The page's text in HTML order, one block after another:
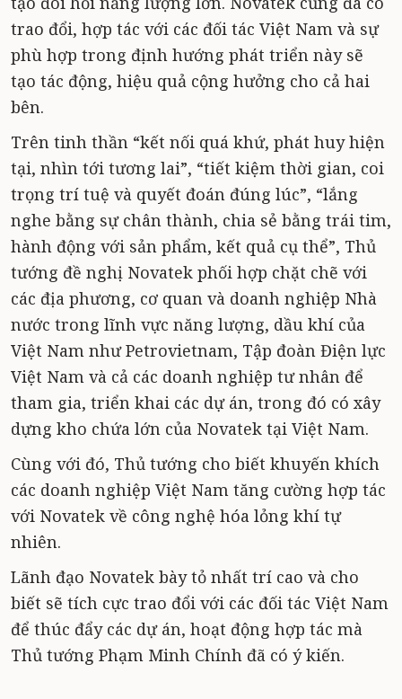
trao đổi, hợp tác với các đối tác Việt Nam và sự
phù hợp trong định hướng phát triển này sẽ
tạo tác động, hiệu quả cộng hưởng cho cả hai
bên.
Trên tinh thần “kết nối quá khứ, phát huy hiện
tại, nhìn tới tương lai”, “tiết kiệm thời gian, coi
trọng trí tuệ và quyết đoán đúng lúc”, “lắng
nghe bằng sự chân thành, chia sẻ bằng trái tim,
hành động với sản phẩm, kết quả cụ thể”, Thủ
tướng đề nghị Novatek phối hợp chặt chẽ với
các địa phương, cơ quan và doanh nghiệp Nhà
nước trong lĩnh vực năng lượng, dầu khí của
Việt Nam như Petrovietnam, Tập đoàn Điện lực
Việt Nam và cả các doanh nghiệp tư nhân để
tham gia, triển khai các dự án, trong đó có xây
dựng kho chứa lớn của Novatek tại Việt Nam.
Cùng với đó, Thủ tướng cho biết khuyến khích
các doanh nghiệp Việt Nam tăng cường hợp tác
với Novatek về công nghệ hóa lỏng khí tự
nhiên.
Lãnh đạo Novatek bày tỏ nhất trí cao và cho
biết sẽ tích cực trao đổi với các đối tác Việt Nam
để thúc đẩy các dự án, hoạt động hợp tác mà
Thủ tướng Phạm Minh Chính đã có ý kiến.